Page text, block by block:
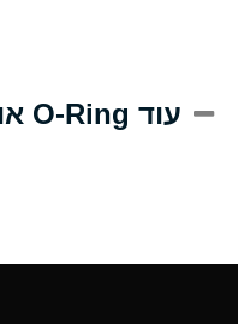
(Aqueous) עוד O-Ring אורינגים מאותו החומר